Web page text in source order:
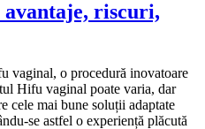
riscuri,
o procedură inovatoare
Hifu vaginal poate varia, dar
cele mai bune soluții adaptate
se astfel o experiență plăcută